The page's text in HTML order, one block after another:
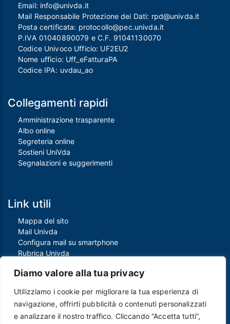
Diamo valore alla tua privacy
Utilizziamo i cookie per migliorare la tua esperienza di
navigazione, offrirti pubblicità o contenuti personalizzati
e analizzare il nostro traffico. Cliccando “Accetta tutti”,
Email: info@univda.it
Mail Responsabile Protezione dei Dati: rpd@univda.it
Posta certificata: protocollo@pec.univda.it
P.IVA 01040890079 e C.F. 91041130070
Codice Univoco Ufficio: UF2EU2
Nome ufficio: Uff_eFatturaPA
Codice IPA: uvdau_ao
Collegamenti rapidi
Amministrazione trasparente
Albo online
Segreteria online
Sostieni UniVda
Segnalazioni e suggerimenti
Link utili
Mappa del sito
Mail Univda
Configura mail su smartphone
Rubrica Univda
Piè di pagina
Crediti
Note legali